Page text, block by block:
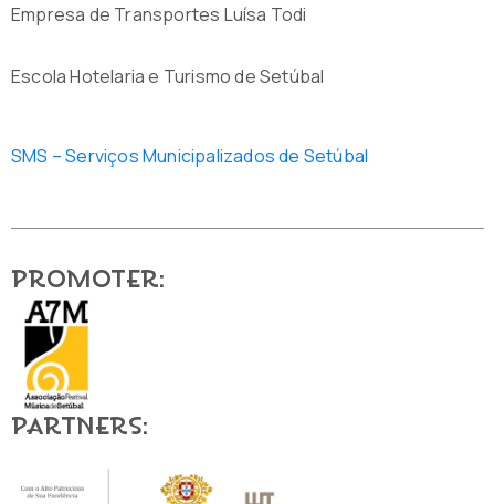
Empresa de Transportes Luísa Todi
Escola Hotelaria e Turismo de Setúbal
SMS – Serviços Municipalizados de Setúbal
Promoter:
Partners: